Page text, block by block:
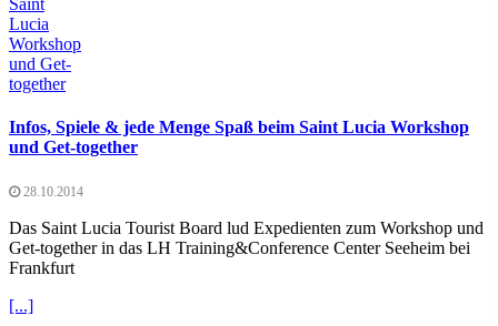
Infos, Spiele & jede Menge Spaß beim Saint Lucia Workshop
und Get-together
28.10.2014
Das Saint Lucia Tourist Board lud Expedienten zum Workshop und
Get-together in das LH Training&Conference Center Seeheim bei
Frankfurt
[...]